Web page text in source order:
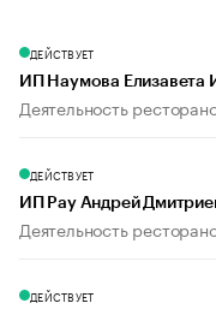
ДЕЙСТВУЕТ
ИП Наумова Елизавета
Деятельность
ДЕЙСТВУЕТ
ИП Рау Андрей
Деятельность
ДЕЙСТВУЕТ